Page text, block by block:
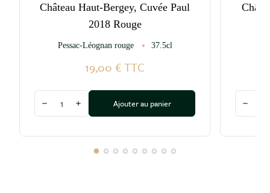
Château Haut-Bergey, Cuvée Paul
2018 Rouge
Pessac-Léognan rouge 37.5cl
19,00 €TTC
Diminuer la quantité
Augmenter la quantité
Ajouter au panier